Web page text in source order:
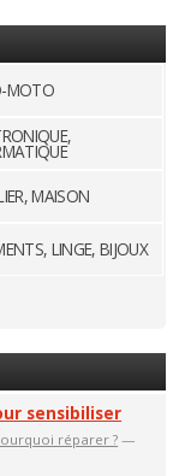
MOTO
MAISON
LINGE, BIJOUX
sensibiliser
réparer ? —